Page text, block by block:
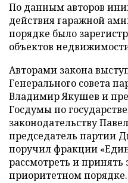
По данным авторов
действия гаражной
порядке было
объектов
Авторами закона
Генерального совета
Владимир Якушев и
Госдумы по
законодательству
председатель партии
поручил фракции
рассмотреть и принять
приоритетном порядке.